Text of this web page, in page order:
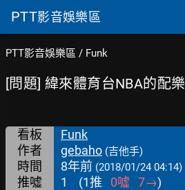
PTT影音娛樂區
PTT影音娛樂區 / Funk
[問題] 緯來體育台NBA的配樂
看板
Funk
作者
gebaho (吉他手)
時間 8年前 (2018/01/24 04:14)
推噓 1 (1推 0噓 7→)